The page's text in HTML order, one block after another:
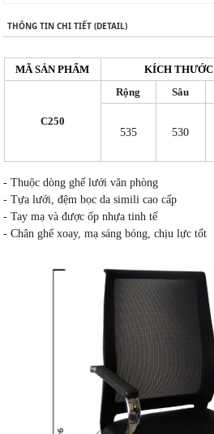
THÔNG TIN CHI TIẾT (DETAIL)
MÃ SẢN PHẨM KÍCH THƯỚC
C250
Rộng Sâu
535
530
- Thuộc dòng ghế lưới văn phòng
- Tựa lưới, đệm bọc da simili cao cấp
- Tay mạ và được ốp nhựa tinh tế
- Chân ghế xoay, mạ sáng bóng, chịu lực tốt